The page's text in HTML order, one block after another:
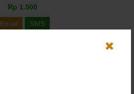
Rp 1.500
Email SMS